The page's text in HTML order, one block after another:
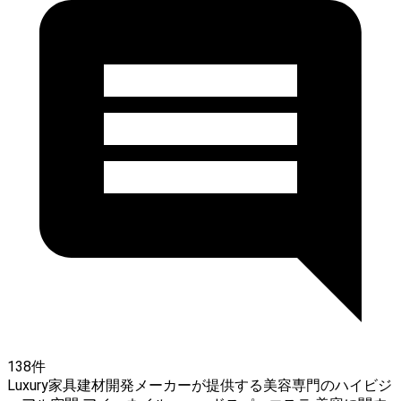
138件
Luxury家具建材開発メーカーが提供する美容専門のハイビジ